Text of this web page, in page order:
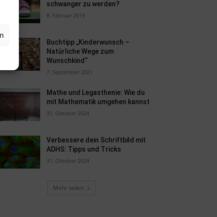
schwanger zu werden?
8. Februar 2019
Buchtipp „Kinderwunsch –
Natürliche Wege zum
Wunschkind“
7. September 2021
Mathe und Legasthenie: Wie du
mit Mathematik umgehen kannst
31. Oktober 2024
Verbessere dein Schriftbild mit
ADHS: Tipps und Tricks
31. Oktober 2024
Mehr laden